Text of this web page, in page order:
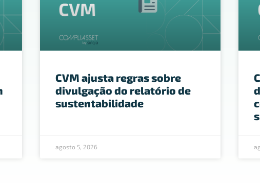
CVM ajusta regras sobre
divulgação do relatório de
sustentabilidade
agosto 5, 2026